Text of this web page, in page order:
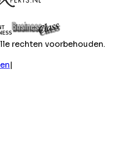
rechten voorbehouden.
|